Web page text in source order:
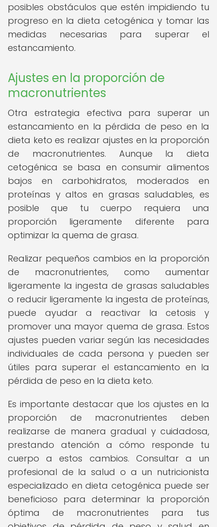
posibles obstáculos que estén impidiendo tu
progreso en la dieta cetogénica y tomar las
medidas necesarias para superar el
estancamiento.
Ajustes en la proporción de
macronutrientes
Otra estrategia efectiva para superar un
estancamiento en la pérdida de peso en la
dieta keto es realizar ajustes en la proporción
de macronutrientes. Aunque la dieta
cetogénica se basa en consumir alimentos
bajos en carbohidratos, moderados en
proteínas y altos en grasas saludables, es
posible que tu cuerpo requiera una
proporción ligeramente diferente para
optimizar la quema de grasa.
Realizar pequeños cambios en la proporción
de macronutrientes, como aumentar
ligeramente la ingesta de grasas saludables
o reducir ligeramente la ingesta de proteínas,
puede ayudar a reactivar la cetosis y
promover una mayor quema de grasa. Estos
ajustes pueden variar según las necesidades
individuales de cada persona y pueden ser
útiles para superar el estancamiento en la
pérdida de peso en la dieta keto.
Es importante destacar que los ajustes en la
proporción de macronutrientes deben
realizarse de manera gradual y cuidadosa,
prestando atención a cómo responde tu
cuerpo a estos cambios. Consultar a un
profesional de la salud o a un nutricionista
especializado en dieta cetogénica puede ser
beneficioso para determinar la proporción
óptima de macronutrientes para tus